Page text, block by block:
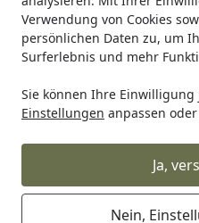
Verwendung von Cookies
persönlichen Daten zu, um
Surferlebnis und mehr
Sie können Ihre
Einstellungen anpassen
Ja,
Nein,
Küchenarmatur,
schwenkbarem
abnehmbare 2
Verchromt / Blau